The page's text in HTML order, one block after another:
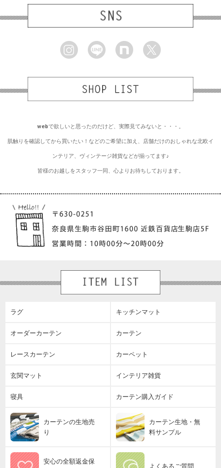
webで欲しいと思ったのだけど、実際見てみないと・・・。
肌触りを確認してから買いたい！などのご希望に加え、店舗だけのおしゃれな北欧イ
ンテリア、ヴィンテージ雑貨などが揃ってます♪
皆様のお越しをスタッフ一同、心よりお待ちしております。
ラグ キッチンマット
オーダーカーテン カーテン
レースカーテン カーペット
玄関マット インテリア雑貨
寝具 カーテン購入ガイド
カーテンの生地売
り
カーテン生地・無
料サンプル
安心の全額返金保
よくあるご質問